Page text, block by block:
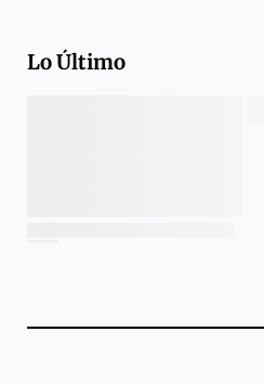
Lo Último